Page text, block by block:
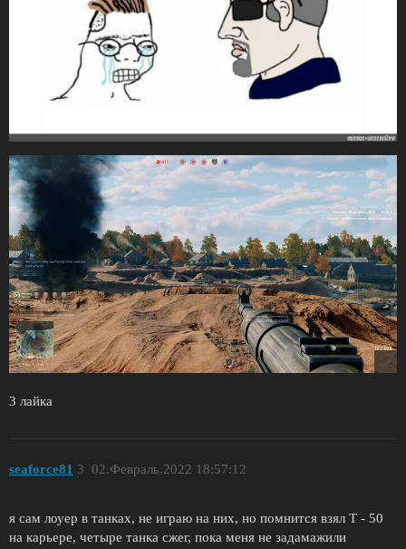
3 лайка
seaforce81 02.Февраль.2022 18:57:12
3
я сам лоуер в танках, не играю на них, но помнится взял Т - 50
на карьере, четыре танка сжег, пока меня не задамажили